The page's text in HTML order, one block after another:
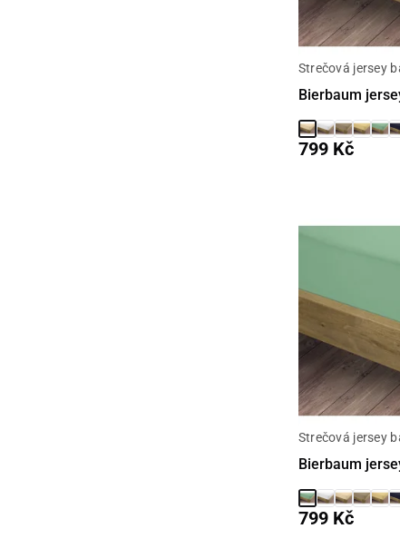
Strečová jersey
Bierbaum
799 Kč
Strečová jersey
Bierbaum
799 Kč